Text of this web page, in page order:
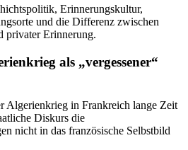
Erinnerungskultur,
und die Differenz zwischen
privater Erinnerung.
als „vergessener“
Algerienkrieg in Frankreich lange Zeit
Diskurs die
nicht in das französische Selbstbild